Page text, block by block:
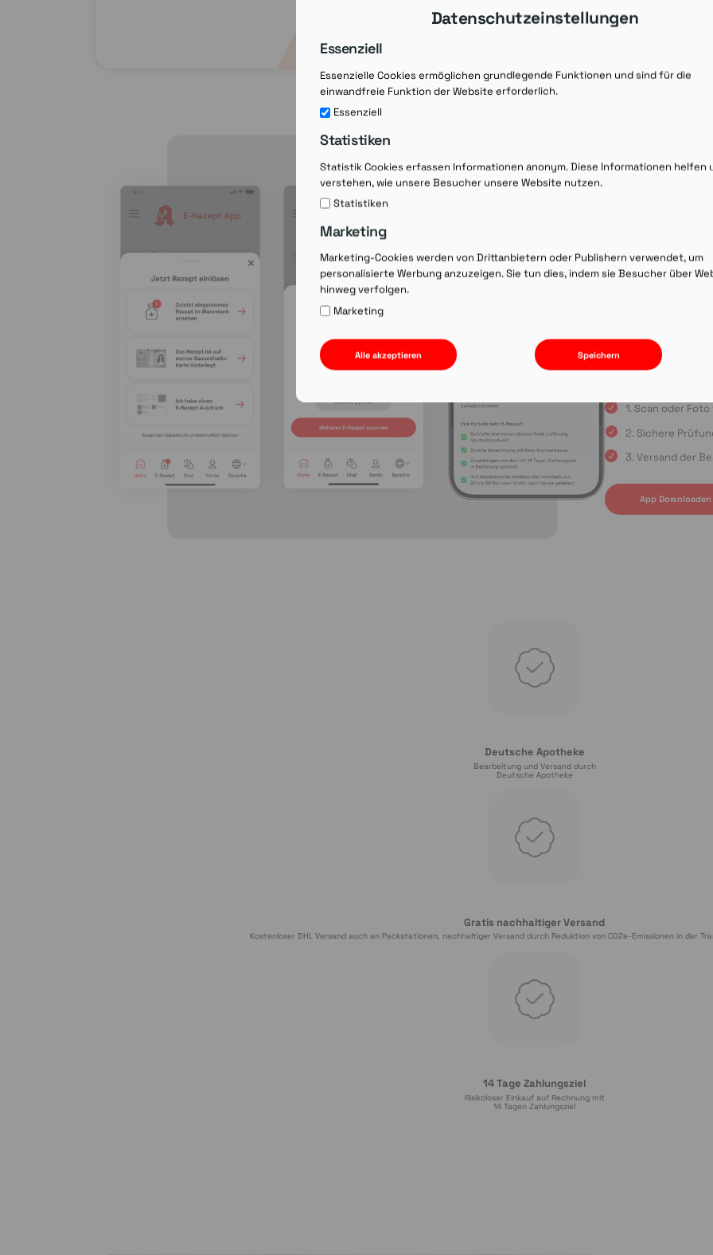
Rezept-Ausdruck
Rezept-
Wir laden Sie ein,
Rezepte schnell
oder die
sind Sie immer in
Apple App Store
uns auf Ihre
1. Scan oder
2. Sichere
3. Versand der
App Downloaden
Deutsche Apotheke
Bearbeitung und Versand durch
Deutsche Apotheke
Gratis nachhaltiger Versand
Kostenloser DHL Versand auch an Packstationen, nachhaltiger Versand durch Reduktion von CO2e-Emissionen in der
14 Tage Zahlungsziel
Risikoloser Einkauf auf Rechnung mit
14 Tagen Zahlungsziel
Datenschutzeinstellungen
Essenziell
Essenzielle Cookies ermöglichen grundlegende Funktionen und sind für die
einwandfreie Funktion der Website erforderlich.
Essenziell
Statistiken
Statistik Cookies erfassen Informationen anonym. Diese Informationen helfen
verstehen, wie unsere Besucher unsere Website nutzen.
Statistiken
Marketing
Marketing-Cookies werden von Drittanbietern oder Publishern verwendet, um
personalisierte Werbung anzuzeigen. Sie tun dies, indem sie Besucher über
hinweg verfolgen.
Marketing
Alle akzeptieren Speichern